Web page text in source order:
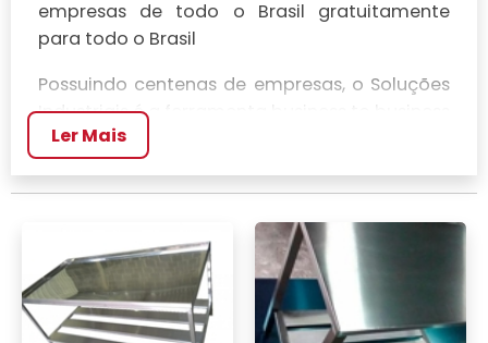
empresas de todo o Brasil gratuitamente
para todo o Brasil
Possuindo centenas de empresas, o Soluções
Industriais é a ferramenta business to business
mais completo da área industrial. Para
realizar um orçamento de Mesa de inox para
cozinha industrial preço, clique em um ou
mais dos anuciantes a seguir:
Ler Mais